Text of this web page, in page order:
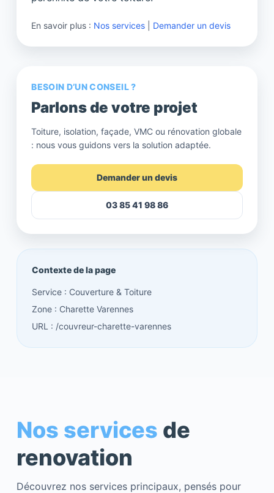
En savoir plus : Nos services Demander un devis
BESOIN D’UN CONSEIL ?
Parlons de votre projet
Toiture, isolation, façade, VMC ou rénovation globale
: nous vous guidons vers la solution adaptée.
Demander un devis
03 85 41 98 86
Contexte de la page
Service : Couverture & Toiture
Zone : Charette Varennes
URL : /couvreur-charette-varennes
Nos services de
renovation
Découvrez nos services principaux, pensés pour